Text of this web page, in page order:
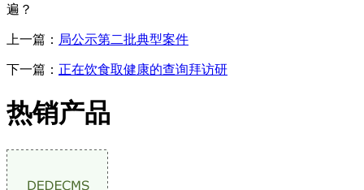
遍？
上一篇： 局公示第二批典型案件
下一篇： 正在饮食取健康的查询拜访研
热销产品